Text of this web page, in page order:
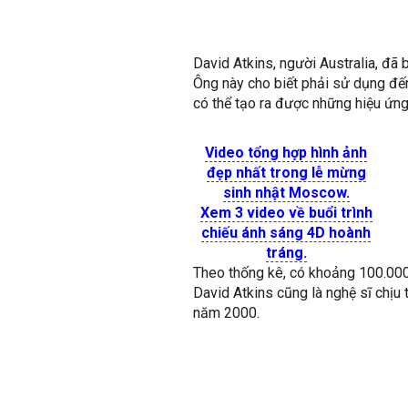
David Atkins, người Australia, đã
Ông này cho biết phải sử dụng
có thể tạo ra được những hiệu
Video tổng hợp hình ảnh
đẹp nhất trong lễ mừng
sinh nhật Moscow.
Xem 3 video về buổi trình
chiếu ánh sáng 4D hoành
tráng.
Theo thống kê, có khoảng
David Atkins cũng là nghệ sĩ chịu
năm 2000.